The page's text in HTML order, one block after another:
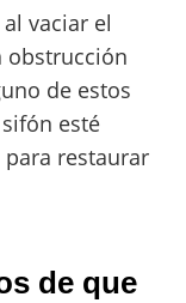
vaciar el
obstrucción
de estos
esté
restaurar
de que